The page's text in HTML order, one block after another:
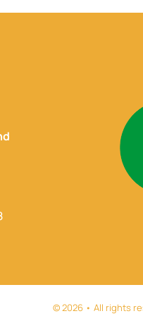
© 2026 • All rights